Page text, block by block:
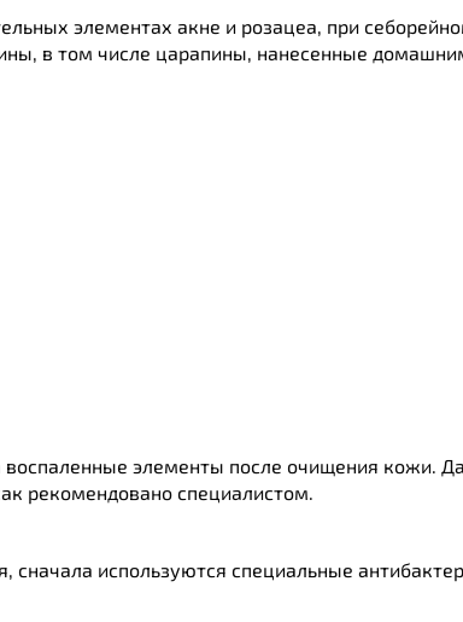
элементах акне и розацеа, при
в том числе царапины, нанесенные
воспаленные элементы после очищения кожи.
рекомендовано специалистом.
сначала используются специальные